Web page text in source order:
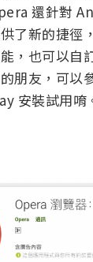
還針對
了新的捷徑
，也可以自
朋友，可以
安裝試用唷